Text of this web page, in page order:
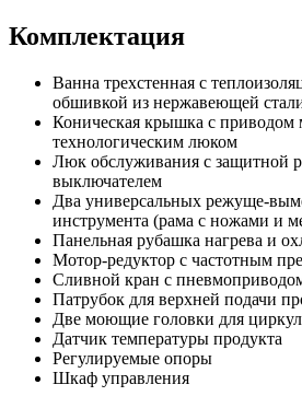
Комплектация
Ванна трехстенная с
обшивкой из нержавеющей
Коническая крышка с приводом
технологическим люком
Люк обслуживания с защитной
выключателем
Два универсальных режуще-
инструмента (рама с ножами и
Панельная рубашка нагрева и
Мотор-редуктор с частотным
Сливной кран с
Патрубок для верхней подачи
Две моющие головки для
Датчик температуры продукта
Регулируемые опоры
Шкаф управления